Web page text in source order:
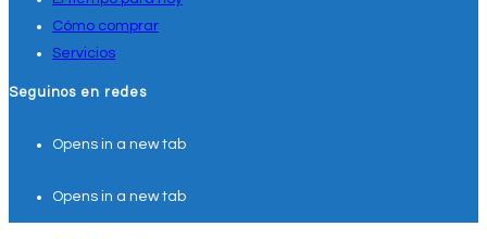
Cómo comprar
Servicios
Seguinos en redes
Opens in a new tab
Opens in a new tab